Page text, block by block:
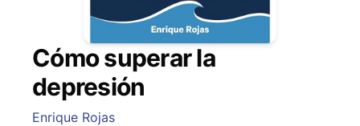
Cómo superar la
depresión
Enrique Rojas